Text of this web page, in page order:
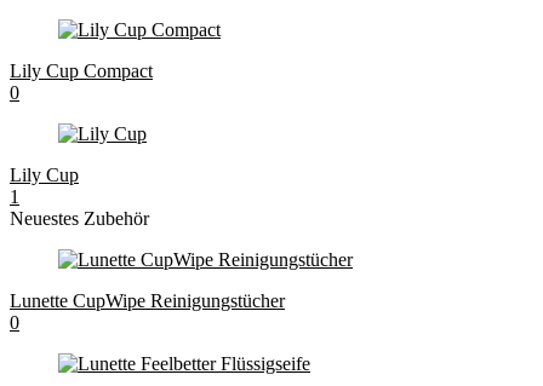
Lily Cup Compact
0
Lily Cup
1
Neuestes Zubehör
Lunette CupWipe Reinigungstücher
0